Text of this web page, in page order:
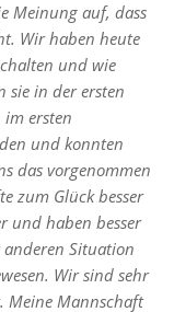
Meinung auf, dass
Wir haben heute
und wie
sie in der ersten
ersten
und konnten
das vorgenommen
zum Glück besser
und haben besser
Situation
Wir sind sehr
Meine Mannschaft